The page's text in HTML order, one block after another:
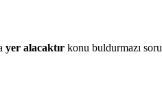
yer alacaktır konu buldurmazı